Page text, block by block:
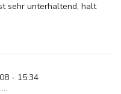
sehr unterhaltend, halt
- 15:34